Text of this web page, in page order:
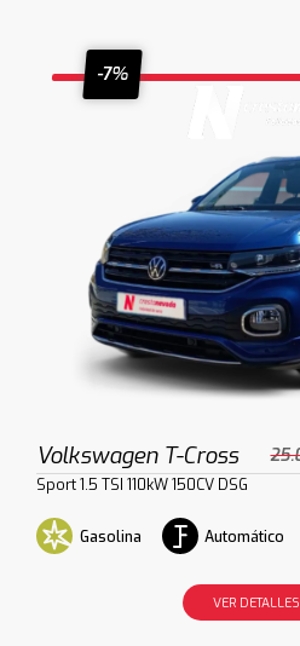
-7%
Volkswagen T-Cross
Sport 1.5 TSI 110kW 150CV DSG
Gasolina Automático
VER DETALLES